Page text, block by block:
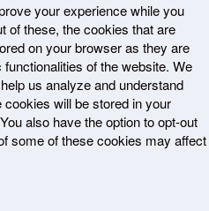
your experience while you
of these, the cookies that are
on your browser as they are
of the website. We
us analyze and understand
will be stored in your
also have the option to opt-out
some of these cookies may affect